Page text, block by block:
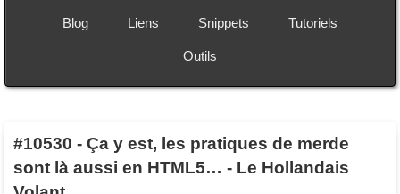
Blog Liens Snippets Tutoriels
Outils
#10530 - Ça y est, les pratiques de merde
sont là aussi en HTML5… - Le Hollandais